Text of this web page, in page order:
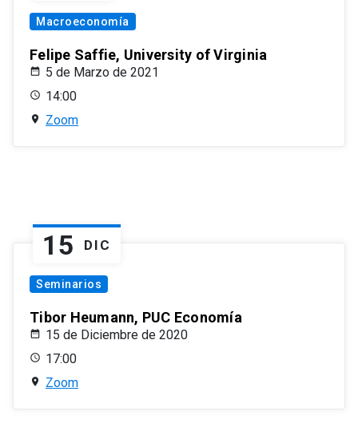
Macroeconomía
Felipe Saffie, University of Virginia
5 de Marzo de 2021
14:00
Zoom
15 DIC
Seminarios
Tibor Heumann, PUC Economía
15 de Diciembre de 2020
17:00
Zoom